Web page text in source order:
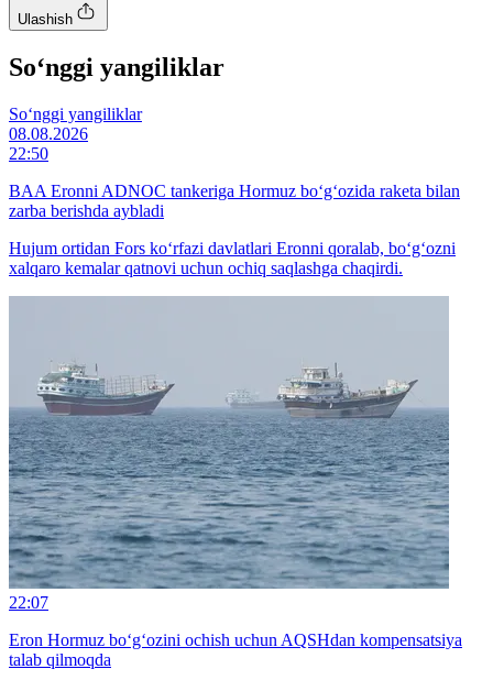
Ulashish
So‘nggi yangiliklar
So‘nggi yangiliklar
08.08.2026
22:50
BAA Eronni ADNOC tankeriga Hormuz bo‘g‘ozida raketa bilan
zarba berishda aybladi
Hujum ortidan Fors ko‘rfazi davlatlari Eronni qoralab, bo‘g‘ozni
xalqaro kemalar qatnovi uchun ochiq saqlashga chaqirdi.
22:07
Eron Hormuz bo‘g‘ozini ochish uchun AQSHdan kompensatsiya
talab qilmoqda